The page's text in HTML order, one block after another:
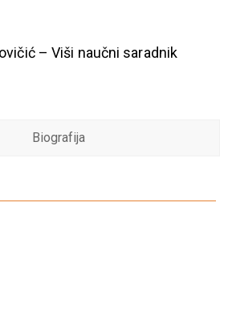
– Viši naučni saradnik
Biografija